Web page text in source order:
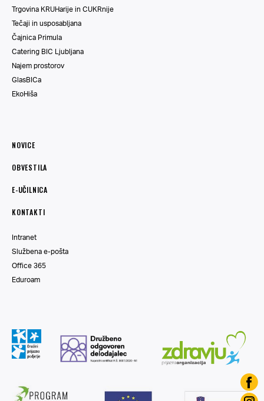
Trgovina KRUHarije in CUKRnije
Tečaji in usposabljana
Čajnica Primula
Catering BIC Ljubljana
Najem prostorov
GlasBICa
EkoHiša
NOVICE
OBVESTILA
E-UČILNICA
KONTAKTI
Intranet
Službena e-pošta
Office 365
Eduroam